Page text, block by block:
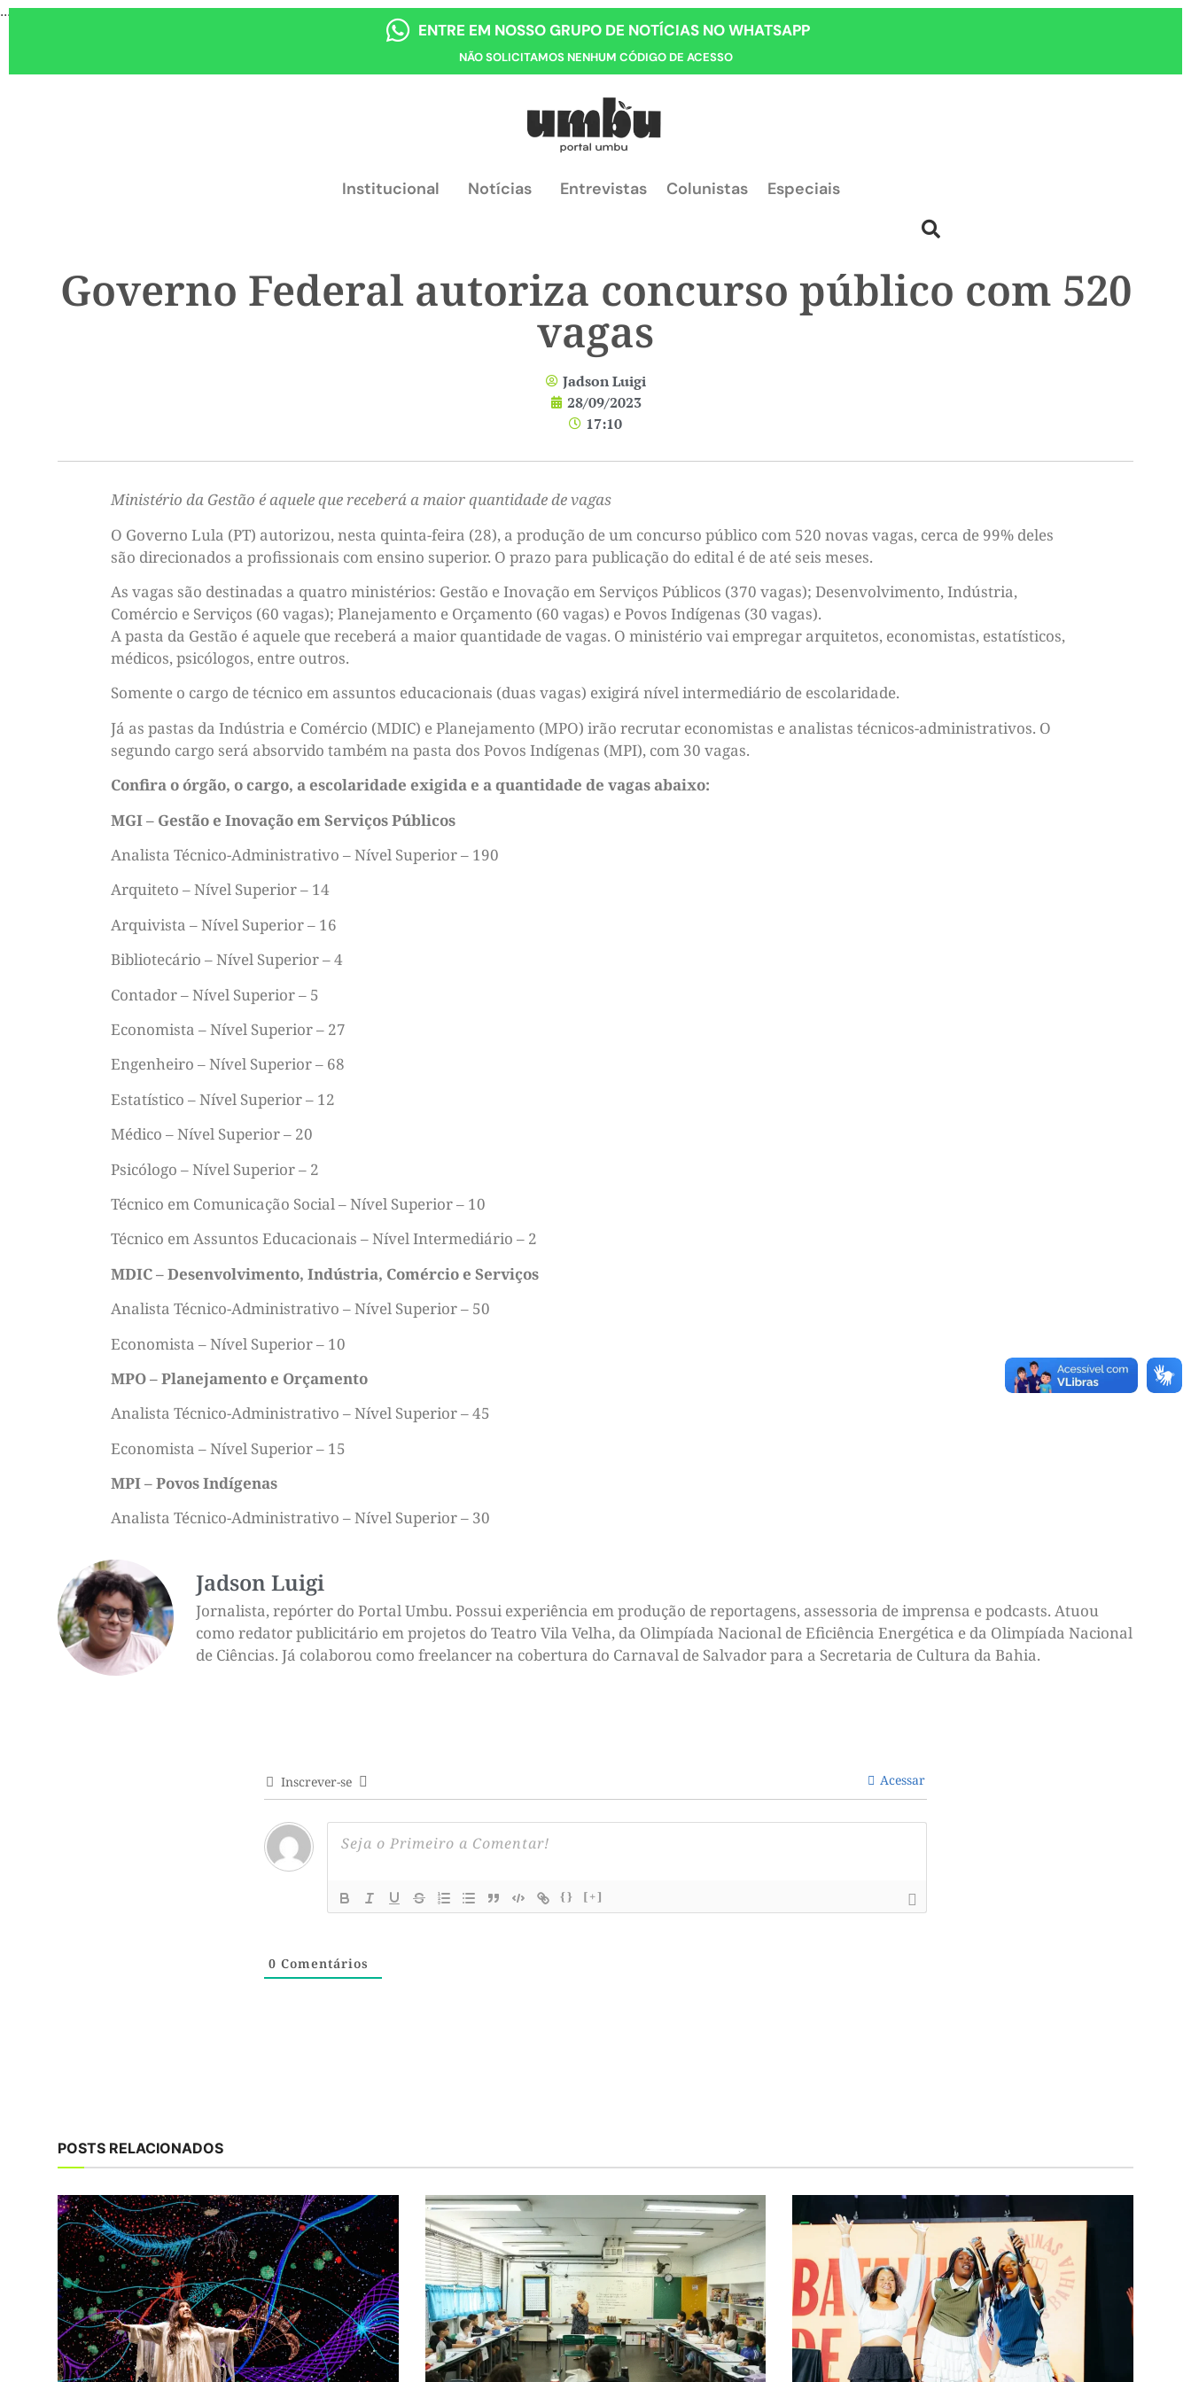
...
ENTRE EM NOSSO GRUPO DE NOTÍCIAS NO WHATSAPP
NÃO SOLICITAMOS NENHUM CÓDIGO DE ACESSO
Institucional Notícias Entrevistas Colunistas Especiais
Governo Federal autoriza concurso público com 520
vagas
Jadson Luigi
28/09/2023
17:10
Ministério da Gestão é aquele que receberá a maior quantidade de vagas
O Governo Lula (PT) autorizou, nesta quinta-feira (28), a produção de um concurso público com 520 novas vagas, cerca de 99% deles
são direcionados a profissionais com ensino superior. O prazo para publicação do edital é de até seis meses.
As vagas são destinadas a quatro ministérios: Gestão e Inovação em Serviços Públicos (370 vagas); Desenvolvimento, Indústria,
Comércio e Serviços (60 vagas); Planejamento e Orçamento (60 vagas) e Povos Indígenas (30 vagas).
A pasta da Gestão é aquele que receberá a maior quantidade de vagas. O ministério vai empregar arquitetos, economistas, estatísticos,
médicos, psicólogos, entre outros.
Somente o cargo de técnico em assuntos educacionais (duas vagas) exigirá nível intermediário de escolaridade.
Já as pastas da Indústria e Comércio (MDIC) e Planejamento (MPO) irão recrutar economistas e analistas técnicos-administrativos. O
segundo cargo será absorvido também na pasta dos Povos Indígenas (MPI), com 30 vagas.
Confira o órgão, o cargo, a escolaridade exigida e a quantidade de vagas abaixo:
MGI – Gestão e Inovação em Serviços Públicos
Analista Técnico-Administrativo – Nível Superior – 190
Arquiteto – Nível Superior – 14
Arquivista – Nível Superior – 16
Bibliotecário – Nível Superior – 4
Contador – Nível Superior – 5
Economista – Nível Superior – 27
Engenheiro – Nível Superior – 68
Estatístico – Nível Superior – 12
Médico – Nível Superior – 20
Psicólogo – Nível Superior – 2
Técnico em Comunicação Social – Nível Superior – 10
Técnico em Assuntos Educacionais – Nível Intermediário – 2
MDIC – Desenvolvimento, Indústria, Comércio e Serviços
Analista Técnico-Administrativo – Nível Superior – 50
Economista – Nível Superior – 10
MPO – Planejamento e Orçamento
Analista Técnico-Administrativo – Nível Superior – 45
Economista – Nível Superior – 15
MPI – Povos Indígenas
Analista Técnico-Administrativo – Nível Superior – 30
Jadson Luigi
Jornalista, repórter do Portal Umbu. Possui experiência em produção de reportagens, assessoria de imprensa e podcasts. Atuou
como redator publicitário em projetos do Teatro Vila Velha, da Olimpíada Nacional de Eficiência Energética e da Olimpíada Nacional
de Ciências. Já colaborou como freelancer na cobertura do Carnaval de Salvador para a Secretaria de Cultura da Bahia.
Inscrever-se Acessar
{} [+]
0 Comentários
POSTS RELACIONADOS